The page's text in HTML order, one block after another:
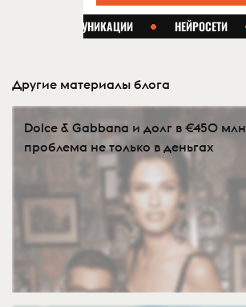
Другие материалы блога
Dolce & Gabbana и долг в €450
проблема не только в деньгах